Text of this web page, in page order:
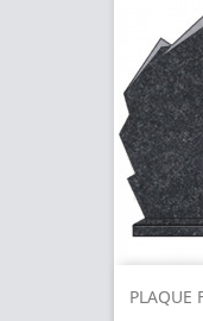
PLAQUE